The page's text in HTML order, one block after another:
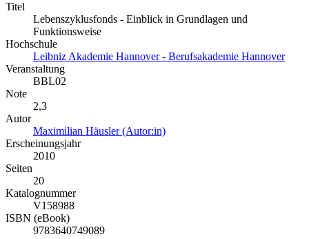
Titel
Lebenszyklusfonds - Einblick in Grundlagen und
Funktionsweise
Hochschule
Leibniz Akademie Hannover - Berufsakademie Hannover
Veranstaltung
BBL02
Note
2,3
Autor
Maximilian Häusler (Autor:in)
Erscheinungsjahr
2010
Seiten
20
Katalognummer
V158988
ISBN (eBook)
9783640749089